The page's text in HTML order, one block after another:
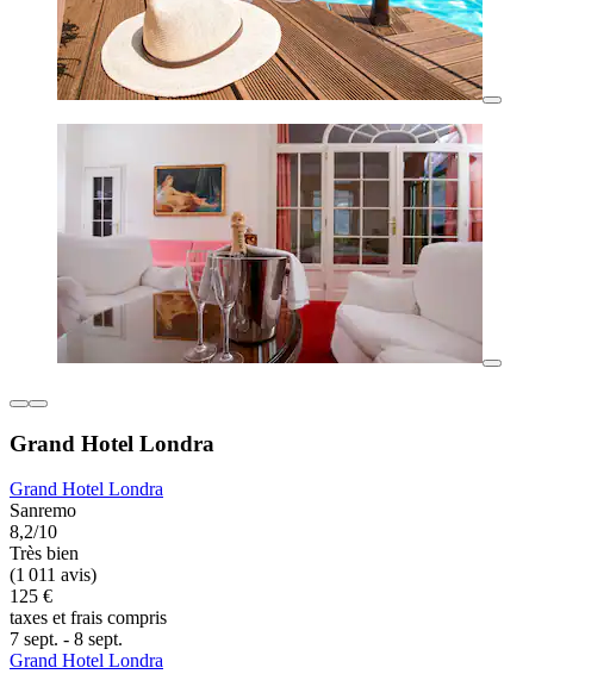
Grand Hotel Londra
Grand Hotel Londra
Sanremo
8,2/10
Très bien
(1 011 avis)
125 €
taxes et frais compris
7 sept. - 8 sept.
Grand Hotel Londra